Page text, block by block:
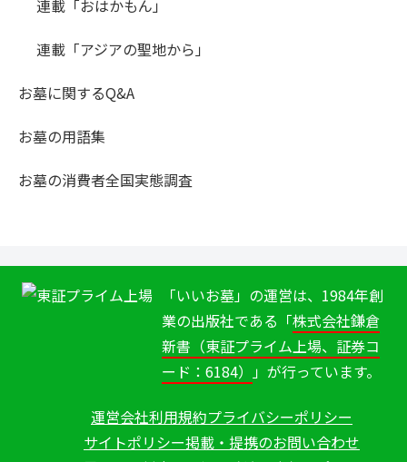
連載「おはかもん」
連載「アジアの聖地から」
お墓に関するQ&A
お墓の用語集
お墓の消費者全国実態調査
「いいお墓」の運営は、1984年創
業の出版社である「株式会社鎌倉
新書（東証プライム上場、証券コ
ード：6184） 」が行っています。
運営会社利用規約プライバシーポリシー
サイトポリシー掲載・提携のお問い合わせ